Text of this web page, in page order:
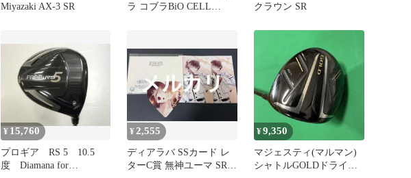
Miyazaki AX-3 SR
ラ コブラBiO CELL
クラウン SR
¥ 15,760
プロギア RS 5 10.5
度 Diamana for
¥ 2,555
ディアラバ SSカード レ
ターC賞 無神ユーマ SR.R
¥9,350
マジェスティ(マルマン)
シャトルGOLDドライバ